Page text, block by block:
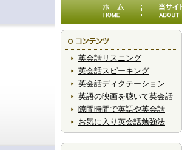
英会話リスニング
英会話スピーキング
英会話ディクテーション
英語の映画を聴いて英会話
隙間時間で英語や英会話
お気に入り英会話勉強法